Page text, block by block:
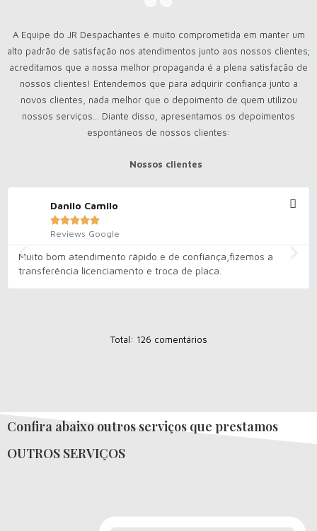
A Equipe do JR Despachantes é muito comprometida em manter um
alto padrão de satisfação nos atendimentos junto aos nossos clientes;
acreditamos que a nossa melhor propaganda é a plena satisfação de
nossos clientes! Entendemos que para adquirir confiança junto a
novos clientes, nada melhor que o depoimento de quem utilizou
nossos serviços... Diante disso, apresentamos os depoimentos
espontâneos de nossos clientes:
Nossos clientes
Danilo Camilo

Reviews Google
Muito bom atendimento rápido e de confiança,fizemos a
transferência licenciamento e troca de placa.
Total: 126 comentários
Confira abaixo outros serviços que prestamos
OUTROS SERVIÇOS